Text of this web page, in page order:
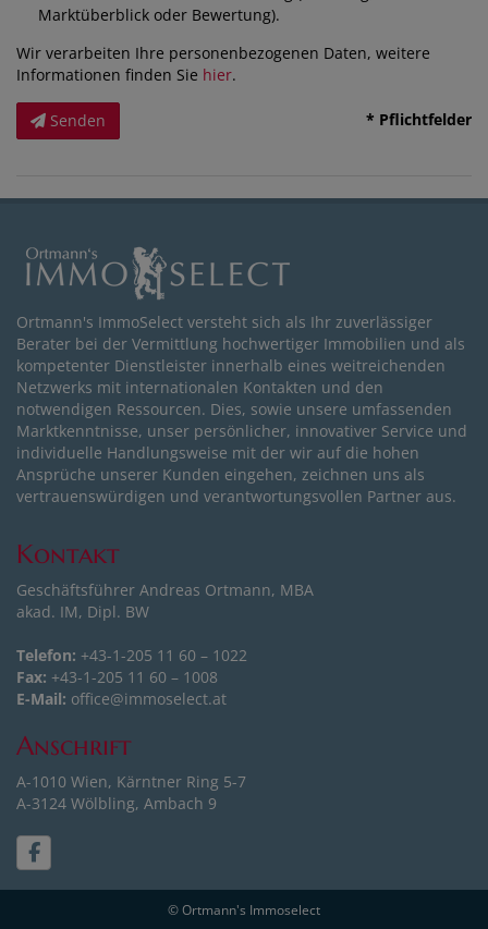
Marktüberblick oder Bewertung).
Wir verarbeiten Ihre personenbezogenen Daten, weitere
Informationen finden Sie hier.
Senden * Pflichtfelder
Ortmann's ImmoSelect versteht sich als Ihr zuverlässiger
Berater bei der Vermittlung hochwertiger Immobilien und als
kompetenter Dienstleister innerhalb eines weitreichenden
Netzwerks mit internationalen Kontakten und den
notwendigen Ressourcen. Dies, sowie unsere umfassenden
Marktkenntnisse, unser persönlicher, innovativer Service und
individuelle Handlungsweise mit der wir auf die hohen
Ansprüche unserer Kunden eingehen, zeichnen uns als
vertrauenswürdigen und verantwortungsvollen Partner aus.
Kontakt
Geschäftsführer Andreas Ortmann, MBA
akad. IM, Dipl. BW
Telefon: +43-1-205 11 60 – 1022
Fax: +43-1-205 11 60 – 1008
E-Mail: office@immoselect.at
Anschrift
A-1010 Wien, Kärntner Ring 5-7
A-3124 Wölbling, Ambach 9
© Ortmann's Immoselect